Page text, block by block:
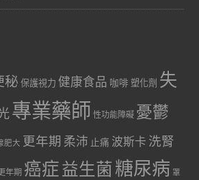
秘 保護視力 健康食品 咖啡 塑化劑 失
專業藥師 性功能障礙 憂鬱
肥大 更年期 柔沛 止痛 波斯卡 洗腎
年期 癌症益生菌 糖尿病 罩